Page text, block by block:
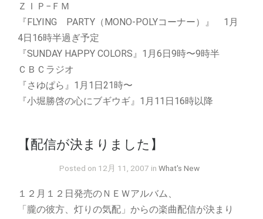
ＺＩＰ−ＦＭ
『FLYING PARTY（MONO-POLYコーナー）』 1月
4日16時半過ぎ予定
『SUNDAY HAPPY COLORS』1月6日9時〜9時半
ＣＢＣラジオ
『さゆぱら』1月1日21時〜
『小堀勝啓の心にブギウギ』1月11日16時以降
【配信が決まりました】
Posted on 12月 11, 2007 in What's New
１２月１２日発売のＮＥＷアルバム、
「朧の彼方、灯りの気配」からの楽曲配信が決まり